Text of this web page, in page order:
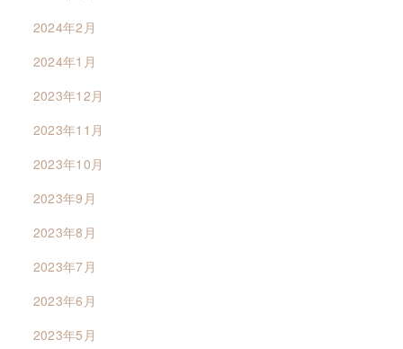
2024年2月
2024年1月
2023年12月
2023年11月
2023年10月
2023年9月
2023年8月
2023年7月
2023年6月
2023年5月